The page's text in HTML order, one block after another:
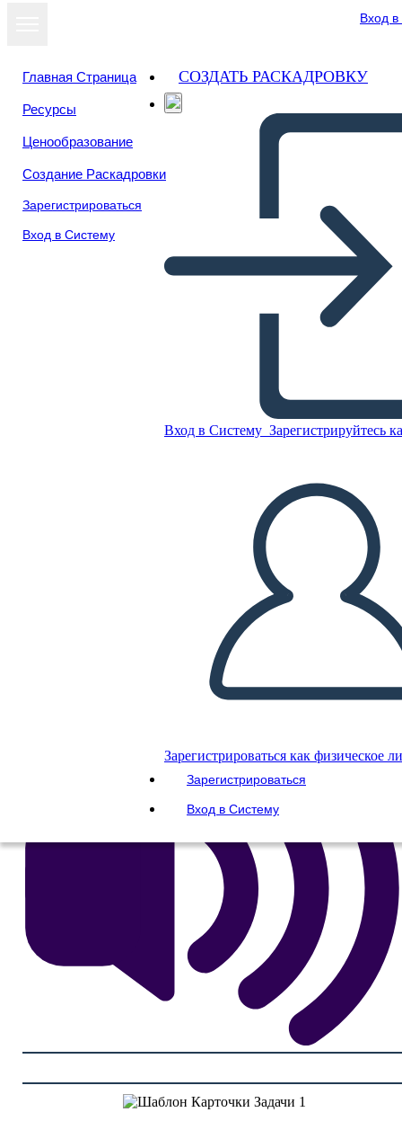
Вход
Главная Страница
Ресурсы
Ценообразование
Создание Раскадровки
Зарегистрироваться
Вход в Систему
СОЗДАТЬ РАСКАДРОВКУ
Вход в Систему Зарегистрируйтесь
Зарегистрироваться как физическое
Зарегистрироваться
Вход в Систему
Шаблон Карточки Задачи 1
Скопируйте эту раскадровку
СОЗДАТЬ РАСКАДРОВКУ
ВОСПРОИЗВЕСТИ СЛАЙД-ШОУ
ПОЧИТАЙ МНЕ